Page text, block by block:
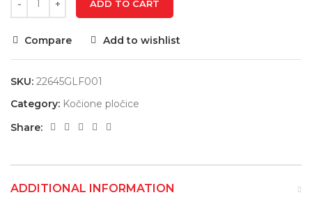
ADD TO CART
Compare Add to wishlist
SKU: 22645GLF001
Category: Kočione pločice
Share:
ADDITIONAL INFORMATION